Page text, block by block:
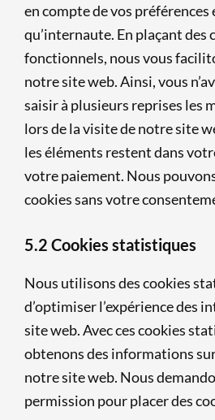
en compte de vos préférences
qu’internaute. En plaçant des
fonctionnels, nous vous
notre site web. Ainsi, vous
saisir à plusieurs reprises les
lors de la visite de notre site
les éléments restent dans
votre paiement. Nous
cookies sans votre
5.2 Cookies statistiques
Nous utilisons des cookies
d’optimiser l’expérience des
site web. Avec ces cookies
obtenons des informations
notre site web. Nous
permission pour placer des